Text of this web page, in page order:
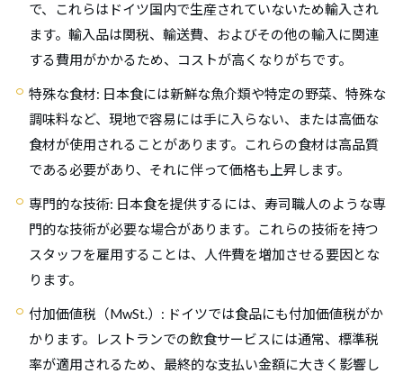
で、これらはドイツ国内で生産されていないため輸入され
ます。輸入品は関税、輸送費、およびその他の輸入に関連
する費用がかかるため、コストが高くなりがちです。
特殊な食材: 日本食には新鮮な魚介類や特定の野菜、特殊な
調味料など、現地で容易には手に入らない、または高価な
食材が使用されることがあります。これらの食材は高品質
である必要があり、それに伴って価格も上昇します。
専門的な技術: 日本食を提供するには、寿司職人のような専
門的な技術が必要な場合があります。これらの技術を持つ
スタッフを雇用することは、人件費を増加させる要因とな
ります。
付加価値税（MwSt.） : ドイツでは食品にも付加価値税がか
かります。レストランでの飲食サービスには通常、標準税
率が適用されるため、最終的な支払い金額に大きく影響し